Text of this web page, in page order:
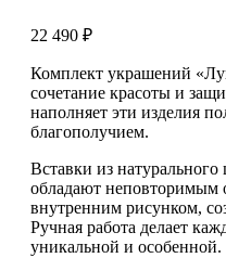
22 490 ₽
Комплект украшений
сочетание красоты и
наполняет эти изделия
благополучием.
Вставки из натурального
обладают неповторимым
внутренним рисунком,
Ручная работа делает
уникальной и особенной.